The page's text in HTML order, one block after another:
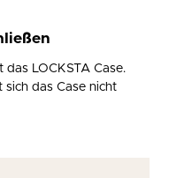
das LOCKSTA Case.
sich das Case nicht